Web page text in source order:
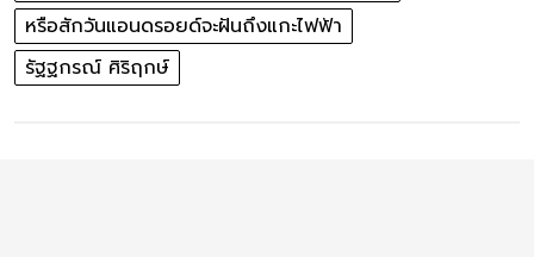
หรือสักวันแอนดรอยด์จะฝันถึงแกะไฟฟ้า
รัฐฐกรณ์ ศิริฤกษ์